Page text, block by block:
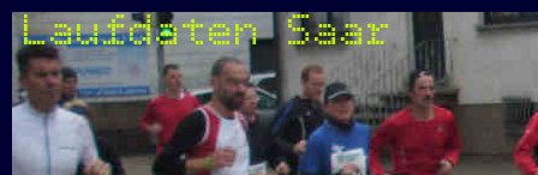
Laufdaten Saar